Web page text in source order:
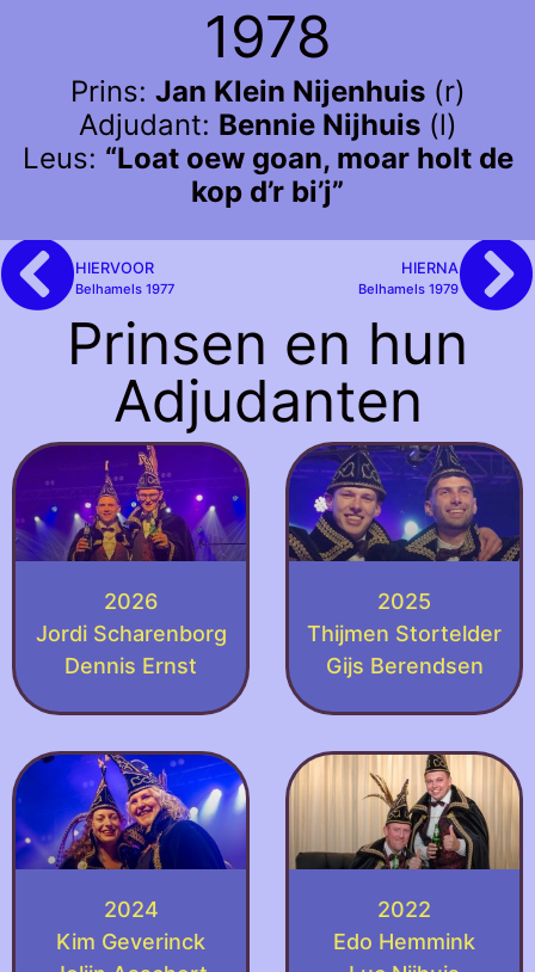
1978
Prins: Jan Klein Nijenhuis(r)
Adjudant: Bennie Nijhuis(l)
Leus: “Loat oew goan, moar holt de
kop d’r bi’j”
HIERVOOR
Belhamels 1977
HIERNA
Belhamels 1979
Prinsen en hun
Adjudanten
2026
Jordi Scharenborg
Dennis Ernst
2025
Thijmen Stortelder
Gijs Berendsen
2024
Kim Geverinck
2022
Edo Hemmink